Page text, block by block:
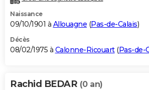
Naissance
09/10/1901 à Allouagne (Pas-de-Calais)
Décès
08/02/1975 à Calonne-Ricouart(Pas-de-
Rachid BEDAR (0 an)